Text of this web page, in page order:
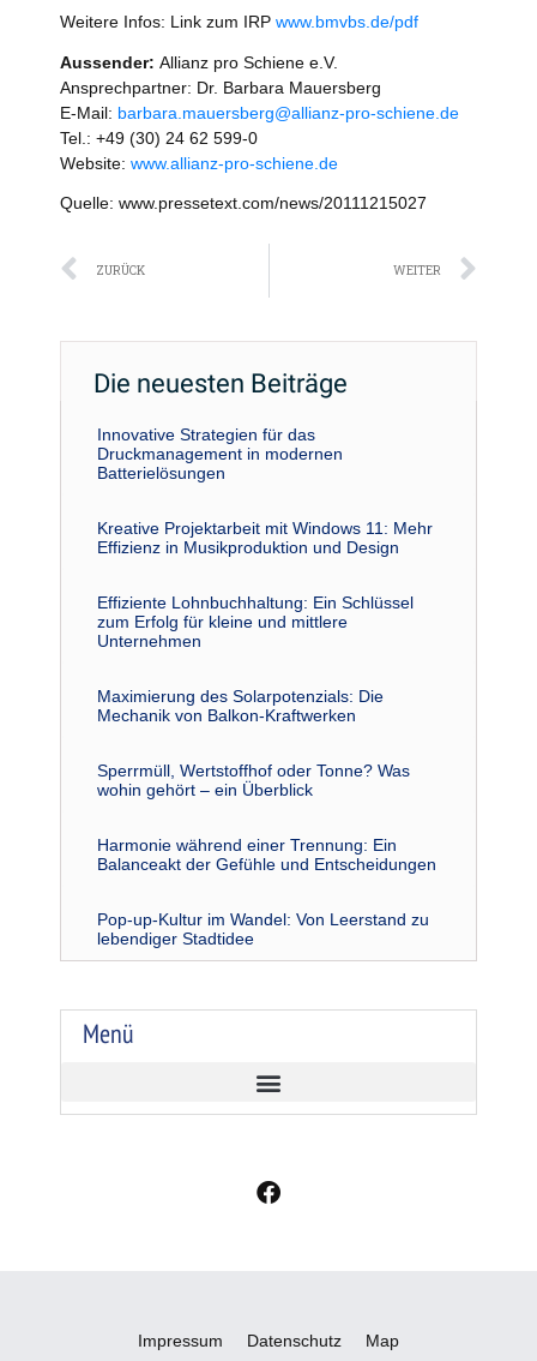
Weitere Infos: Link zum IRP www.bmvbs.de/pdf
Aussender: Allianz pro Schiene e.V.
Ansprechpartner: Dr. Barbara Mauersberg
E-Mail: barbara.mauersberg@allianz-pro-schiene.de
Tel.: +49 (30) 24 62 599-0
Website: www.allianz-pro-schiene.de
Quelle: www.pressetext.com/news/20111215027
Zurück
ZURÜCK WEITER
Die neuesten Beiträge
Innovative Strategien für das
Druckmanagement in modernen
Batterielösungen
Kreative Projektarbeit mit Windows 11: Mehr
Effizienz in Musikproduktion und Design
Effiziente Lohnbuchhaltung: Ein Schlüssel
zum Erfolg für kleine und mittlere
Unternehmen
Maximierung des Solarpotenzials: Die
Mechanik von Balkon-Kraftwerken
Sperrmüll, Wertstoffhof oder Tonne? Was
wohin gehört – ein Überblick
Harmonie während einer Trennung: Ein
Balanceakt der Gefühle und Entscheidungen
Pop-up-Kultur im Wandel: Von Leerstand zu
lebendiger Stadtidee
Menü
F
a
o
Impressum Datenschutz Map